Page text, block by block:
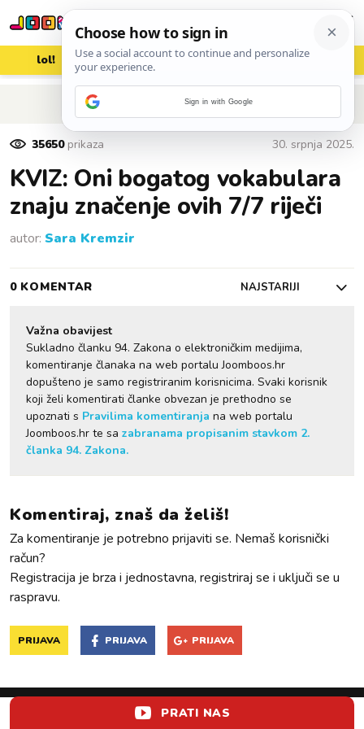
lol! aww vrh! woot?!
POVRATAK NA ČLANAK
35650prikaza 30. srpnja 2025.
KVIZ: Oni bogatog vokabulara
znaju značenje ovih 7/7 riječi
autor: Sara Kremzir
0 KOMENTAR NAJSTARIJI
Važna obavijest
Sukladno članku 94. Zakona o elektroničkim medijima,
komentiranje članaka na web portalu Joomboos.hr
dopušteno je samo registriranim korisnicima. Svaki korisnik
koji želi komentirati članke obvezan je prethodno se
upoznati s Pravilima komentiranja na web portalu
Joomboos.hr te sa zabranama propisanim stavkom 2.
članka 94. Zakona.
Komentiraj, znaš da želiš!
Za komentiranje je potrebno prijaviti se. Nemaš korisnički
račun?
Registracija je brza i jednostavna, registriraj se i uključi se u
raspravu.
PRIJAVA PRIJAVA PRIJAVA
PRATI NAS
Sign in with Google